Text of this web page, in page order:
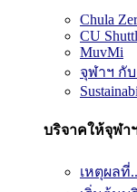
Chula
CU
MuvMi
จุฬาฯ กั
บริจาคให้จุฬา
เหตุผลที่